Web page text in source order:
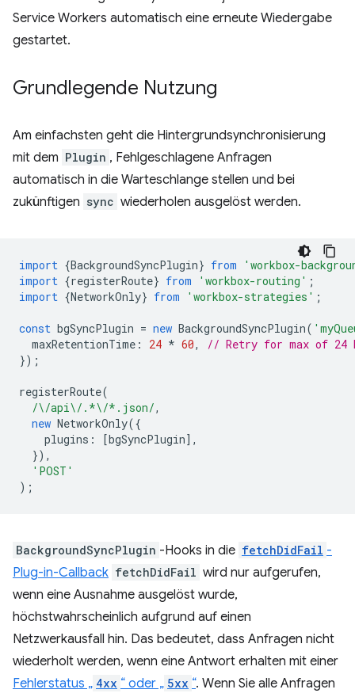
Service Workers automatisch eine erneute Wiedergabe
gestartet.
Grundlegende Nutzung
Am einfachsten geht die Hintergrundsynchronisierung
mit dem Plugin , Fehlgeschlagene Anfragen
automatisch in die Warteschlange stellen und bei
zukünftigen sync wiederholen ausgelöst werden.
import {BackgroundSyncPlugin} from
'workbox-
import {registerRoute} from 'workbox-routing' ;
import {NetworkOnly} from 'workbox-strategies' ;
const bgSyncPlugin = new BackgroundSyncPlugin(
maxRetentionTime : 24 * 60,
// Retry for max of 24
});
registerRoute(
/\/api\/.*\/*.json/,
new NetworkOnly({
plugins : [bgSyncPlugin],
}),
'POST'
);
BackgroundSyncPlugin -Hooks in die fetchDidFail -
Plug-in-Callback fetchDidFail wird nur aufgerufen,
wenn eine Ausnahme ausgelöst wurde,
höchstwahrscheinlich aufgrund auf einen
Netzwerkausfall hin. Das bedeutet, dass Anfragen nicht
wiederholt werden, wenn eine Antwort erhalten mit einer
Fehlerstatus „ 4xx “ oder „ 5xx “. Wenn Sie alle Anfragen